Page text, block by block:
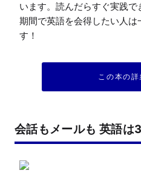
います。読んだらすぐ実践
期間で英語を会得したい人
す！
この本の
会話もメールも 英語は